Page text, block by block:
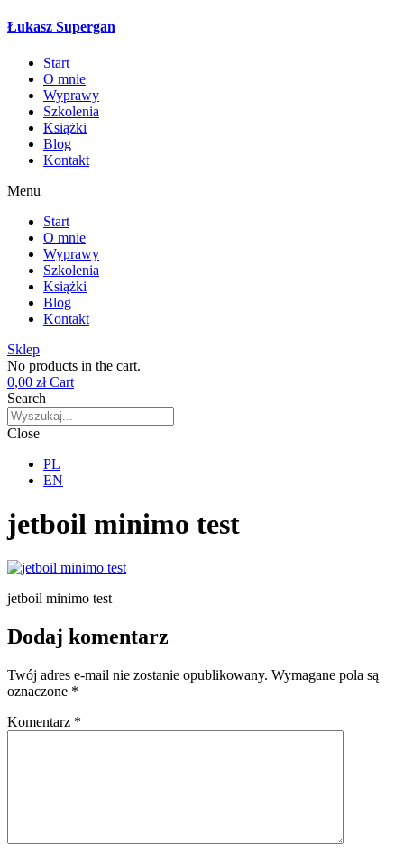
Łukasz Supergan
Start
O mnie
Wyprawy
Szkolenia
Książki
Blog
Kontakt
Menu
Start
O mnie
Wyprawy
Szkolenia
Książki
Blog
Kontakt
Sklep
No products in the cart.
0,00 zł Cart
Search
Close
PL
EN
jetboil minimo test
jetboil minimo test
Dodaj komentarz
Twój adres e-mail nie zostanie opublikowany. Wymagane pola są
oznaczone *
Komentarz *